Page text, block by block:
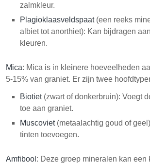
zalmkleur.
Plagioklaasveldspaat(een reeks
albiet tot anorthiet): Kan bijdragen
kleuren.
Mica: Mica is in kleinere hoeveelheden
5-15% van graniet. Er zijn twee
Biotiet(zwart of donkerbruin): Voegt
toe aan graniet.
Muscoviet(metaalachtig goud of
tinten toevoegen.
Amfibool : Deze groep mineralen kan een